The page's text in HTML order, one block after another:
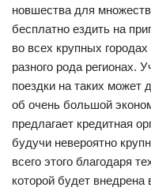
новшества для
бесплатно ездить на
во всех крупных
разного рода регионах.
поездки на таких может
об очень большой
предлагает кредитная
будучи невероятно
всего этого благодаря
которой будет